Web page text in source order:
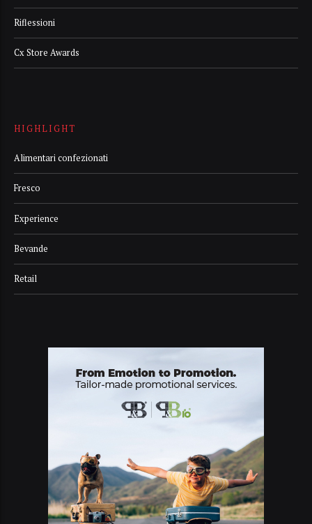
Riflessioni
Cx Store Awards
HIGHLIGHT
Alimentari confezionati
Fresco
Experience
Bevande
Retail